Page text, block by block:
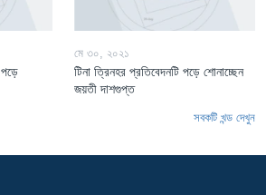
পড়ে
মে ৩০, ২০২১
টিনা ত্রিনহর প্রতিবেদনটি পড়ে শোনাচ্ছেন
জয়তী দাশগুপ্ত
সবকটি খন্ড দেখুন